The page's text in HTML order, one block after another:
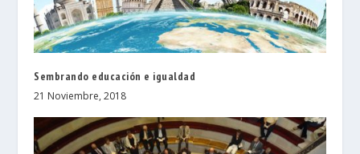
Sembrando educación e igualdad
21 Noviembre, 2018